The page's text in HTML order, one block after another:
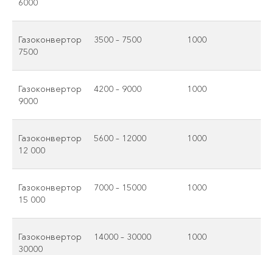
6000
Газоконвертор
7500
3500 – 7500 1000
Газоконвертор
9000
4200 – 9000 1000
Газоконвертор
12 000
5600 – 12000 1000
Газоконвертор
15 000
7000 – 15000 1000
Газоконвертор
30000
14000 – 30000 1000